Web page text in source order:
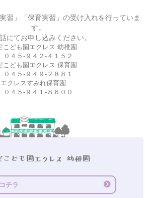
習」「保育実習」の受け入れを行っていま
す。
にてお申し込みください。
こども園エクレス 幼稚園
０４５-９４２-４１５２
こども園エクレス 保育園
０４５-９４９-２８８１
エクレスすみれ保育園
０４５-９４１-８６００
チラ